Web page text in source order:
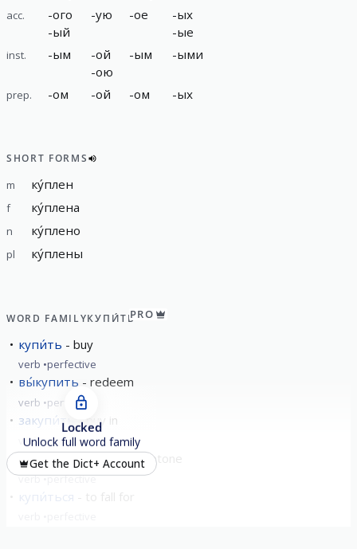
acc. -ого
-ый
-ую -ое -ых
-ые
inst. -ым -ой
-ою
-ым -ыми
prep. -ом -ой -ом -ых
SHORT FORMS
m ку́плен
f ку́плена
n ку́плено
pl ку́плены
WORD FAMILYКУПИ́ТЬPRO
купи́ть buy
verb perfective
вы́купить redeem
verb perfective
закупи́ть buy in
verb perfective
искупи́ть to redeem/atone
verb perfective
купи́ться
Locked
Unlock full word family
Get the Dict+ Account